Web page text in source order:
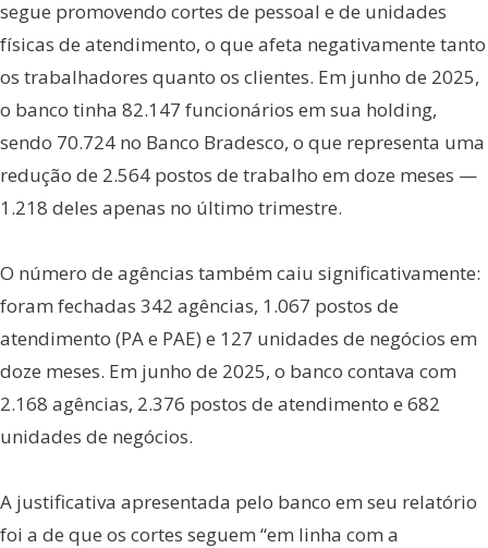
segue promovendo cortes de pessoal e de unidades
físicas de atendimento, o que afeta negativamente tanto
os trabalhadores quanto os clientes. Em junho de 2025,
o banco tinha 82.147 funcionários em sua holding,
sendo 70.724 no Banco Bradesco, o que representa uma
redução de 2.564 postos de trabalho em doze meses —
1.218 deles apenas no último trimestre.
O número de agências também caiu significativamente:
foram fechadas 342 agências, 1.067 postos de
atendimento (PA e PAE) e 127 unidades de negócios em
doze meses. Em junho de 2025, o banco contava com
2.168 agências, 2.376 postos de atendimento e 682
unidades de negócios.
A justificativa apresentada pelo banco em seu relatório
foi a de que os cortes seguem “em linha com a